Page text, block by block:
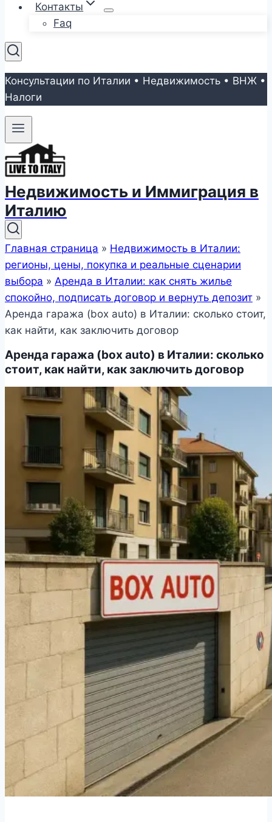
Контакты
Faq
Консультации по Италии • Недвижимость • ВНЖ •
Налоги
Недвижимость и Иммиграция в
Италию
Главная страница » Недвижимость в Италии:
регионы, цены, покупка и реальные сценарии
выбора » Аренда в Италии: как снять жилье
спокойно, подписать договор и вернуть депозит »
Аренда гаража (box auto) в Италии: сколько стоит,
как найти, как заключить договор
Аренда гаража (box auto) в Италии: сколько
стоит, как найти, как заключить договор